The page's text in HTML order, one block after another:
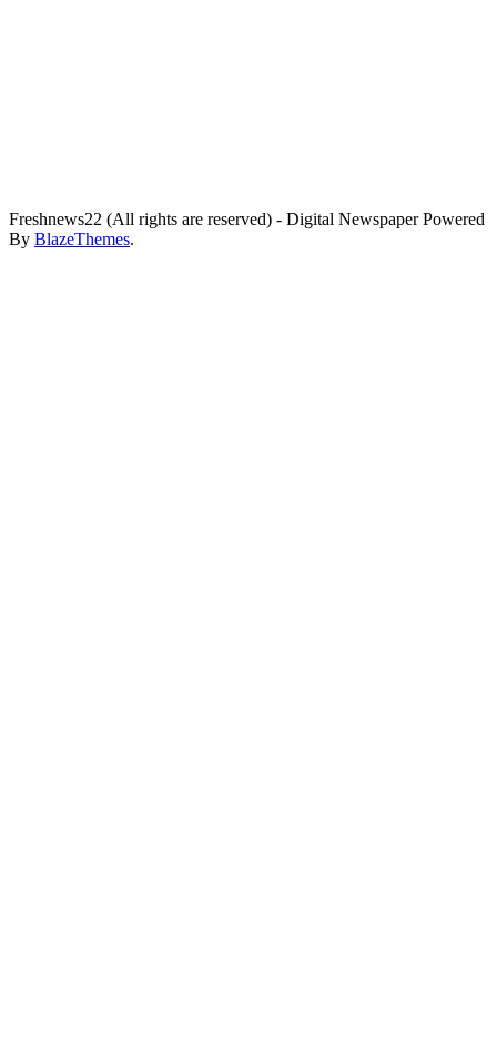
Freshnews22 (All rights are reserved) - Digital Newspaper Powered
By BlazeThemes.